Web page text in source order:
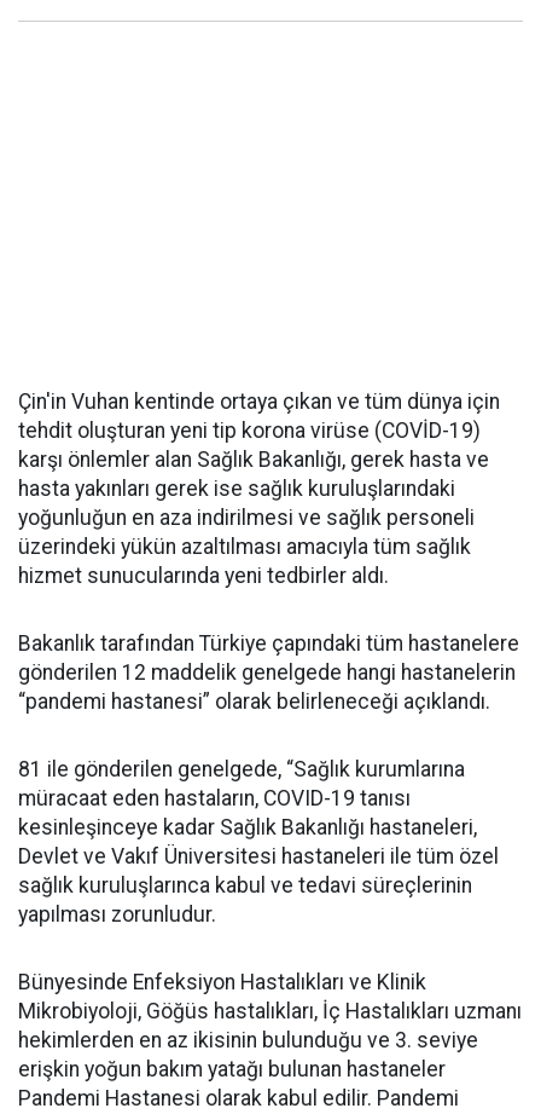
Çin'in Vuhan kentinde ortaya çıkan ve tüm dünya için
tehdit oluşturan yeni tip korona virüse (COVİD-19)
karşı önlemler alan Sağlık Bakanlığı, gerek hasta ve
hasta yakınları gerek ise sağlık kuruluşlarındaki
yoğunluğun en aza indirilmesi ve sağlık personeli
üzerindeki yükün azaltılması amacıyla tüm sağlık
hizmet sunucularında yeni tedbirler aldı.
Bakanlık tarafından Türkiye çapındaki tüm hastanelere
gönderilen 12 maddelik genelgede hangi hastanelerin
“pandemi hastanesi” olarak belirleneceği açıklandı.
81 ile gönderilen genelgede, “Sağlık kurumlarına
müracaat eden hastaların, COVID-19 tanısı
kesinleşinceye kadar Sağlık Bakanlığı hastaneleri,
Devlet ve Vakıf Üniversitesi hastaneleri ile tüm özel
sağlık kuruluşlarınca kabul ve tedavi süreçlerinin
yapılması zorunludur.
Bünyesinde Enfeksiyon Hastalıkları ve Klinik
Mikrobiyoloji, Göğüs hastalıkları, İç Hastalıkları uzmanı
hekimlerden en az ikisinin bulunduğu ve 3. seviye
erişkin yoğun bakım yatağı bulunan hastaneler
Pandemi Hastanesi olarak kabul edilir. Pandemi